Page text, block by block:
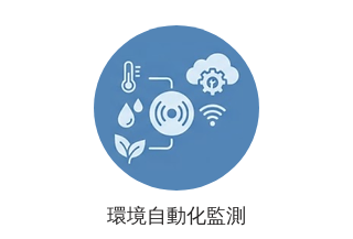
環境自動化監測